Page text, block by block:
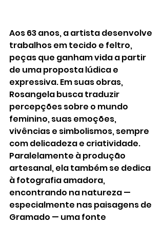
Aos 63 anos, a artista desenvolve
trabalhos em tecido e feltro,
peças que ganham vida a partir
de uma proposta lúdica e
expressiva. Em suas obras,
Rosangela busca traduzir
percepções sobre o mundo
feminino, suas emoções,
vivências e simbolismos, sempre
com delicadeza e criatividade.
Paralelamente à produção
artesanal, ela também se dedica
à fotografia amadora,
encontrando na natureza —
especialmente nas paisagens de
Gramado — uma fonte